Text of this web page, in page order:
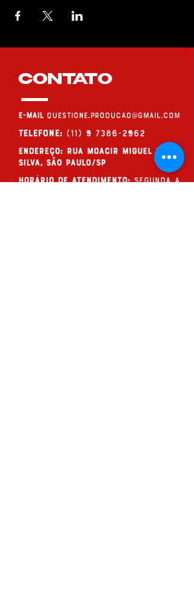
CONTATO
E-MAIL questione.producao@gmail.com
Telefone: (11) 9 7386-2962
endereço: Rua Moacir Miguel da
Silva, São Paulo/SP
Horário de Atendimento: Segunda a